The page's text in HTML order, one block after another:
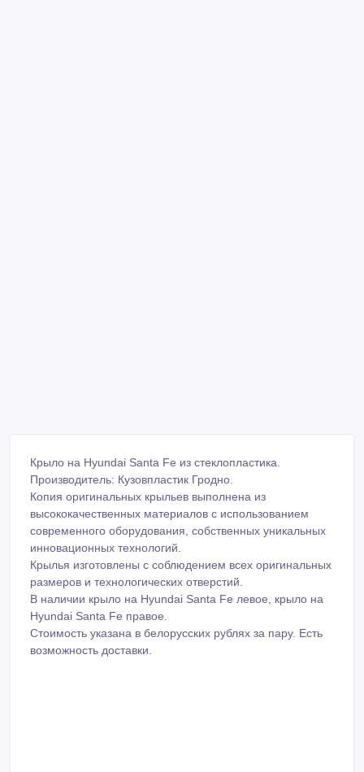
Крыло на Hyundai Santa Fe из стеклопластика.
Производитель: Кузовпластик Гродно.
Копия оригинальных крыльев выполнена из
высококачественных материалов с использованием
современного оборудования, собственных уникальных
инновационных технологий.
Крылья изготовлены с соблюдением всех оригинальных
размеров и технологических отверстий.
В наличии крыло на Hyundai Santa Fe левое, крыло на
Hyundai Santa Fe правое.
Стоимость указана в белорусских рублях за пару. Есть
возможность доставки.